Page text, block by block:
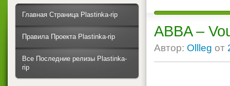
ABBA –
Автор: Ollleg от
Главная Страница Plastinka-rip
Правила Проекта Plastinka-rip
Все Последние релизы Plastinka-
rip